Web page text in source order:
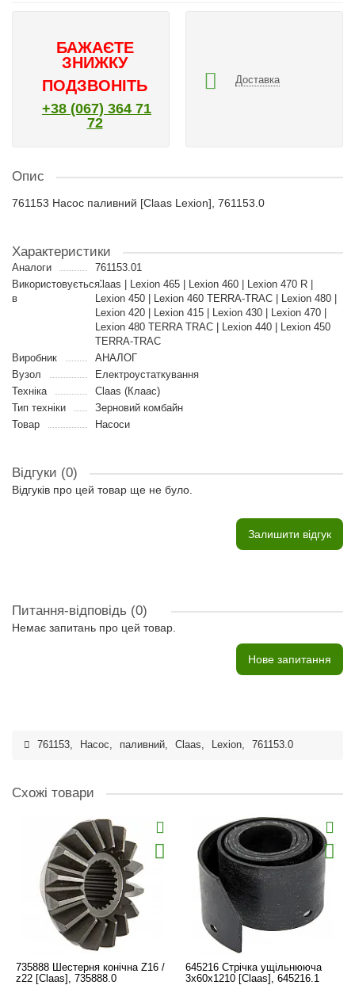
БАЖАЄТЕ
ЗНИЖКУ
ПОДЗВОНІТЬ
+38 (067) 364 71
72
Доставка
Опис
761153 Насос паливний [Claas Lexion], 761153.0
Характеристики
Аналоги
761153.01
Використовується
в
Claas | Lexion 465 | Lexion 460 | Lexion 470 R |
Lexion 450 | Lexion 460 TERRA-TRAC | Lexion 480 |
Lexion 420 | Lexion 415 | Lexion 430 | Lexion 470 |
Lexion 480 TERRA TRAC | Lexion 440 | Lexion 450
TERRA-TRAC
Виробник
АНАЛОГ
Вузол
Електроустаткування
Техніка
Claas (Клаас)
Тип техніки
Зерновий комбайн
Товар
Насоси
Відгуки (0)
Відгуків про цей товар ще не було.
Залишити відгук
Питання-відповідь (0)
Немає запитань про цей товар.
Нове запитання
761153, Насос, паливний, Claas, Lexion, 761153.0
Схожі товари
735888 Шестерня конічна Z16 /
z22 [Claas], 735888.0
645216 Стрічка ущільнююча
3x60x1210 [Claas], 645216.1